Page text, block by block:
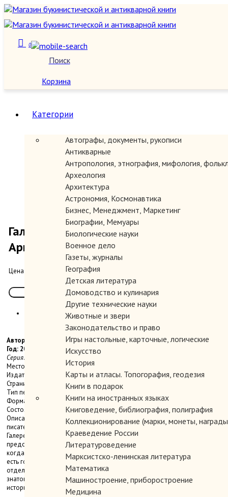
Поиск
0
Корзина
Категории
Автографы, документы, рукописи
Антикварные
Антропология, этнография, мифология,
Археология
Архитектура
Астрономия, Космонавтика
Бизнес, Менеджмент, Маркетинг
Биографии, Мемуары
Биологические науки
Военное дело
Газеты, журналы
География
Детская литература
Домоводство и кулинария
Другие технические науки
Животные и звери
Законодательство и право
Игры настольные, карточные, логические
Искусство
История
Карты и атласы. Топогорафия, геодезия
Книги в подарок
Книги на иностранных языках
Книговедение, библиография, полиграфия
Коллекционирование (марки, монеты,
Краеведение России
Литературоведение
Марксистско-ленинская литература
Математика
Машиностроение, приборостроение
Медицина
Галерея византийских императоров. От
Аркадия до Никифора III Вотаниата
Цена: 200.00 руб.
Автор: Кравчук Александр.
Год: 2011
Серия: Историческая библиотека.
Место издания: М.
Издательство: АСТ.
Страниц: 416 стр., илл.
Тип переплета: Твердый
Формат книги: Стандартный
Состояние: Отличное.
Описание: Книга крупнейшего польского ученого, знатока античности и
писателя Александра Кравчука является продолжением знаменитой
Галереи римских императоров. В Галерее византийских императоров
представлены фигуры правителей Константинополя начиная с 395 года,
когда на трон взошел император Аркадий, и заканчивая 1081 годом - то
есть годом прихода к власти династии Комнинов. Рассказывая об
отдельных императорах, профессор Александр Кравчук, прекрасный
знаток и популяризатор античности, одновременно знакомит читателя с
историей Восточной Римской империи.